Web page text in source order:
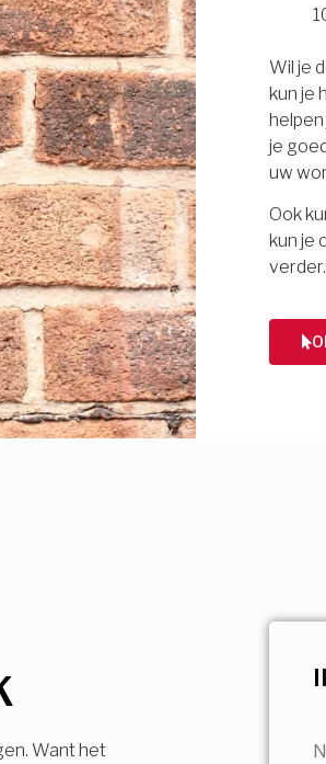
Wil je
kun je
je
uw
Ook
kun je
verder.
Want het